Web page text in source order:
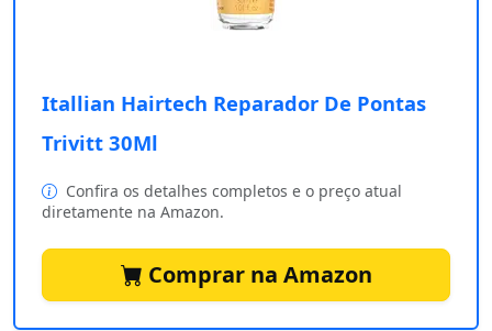
Itallian Hairtech Reparador De Pontas
Trivitt 30Ml
Confira os detalhes completos e o preço atual
diretamente na Amazon.
Comprar na Amazon